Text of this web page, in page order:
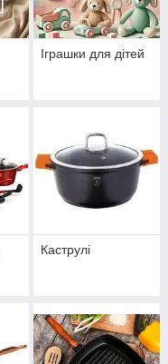
Іграшки для дітей
Каструлі